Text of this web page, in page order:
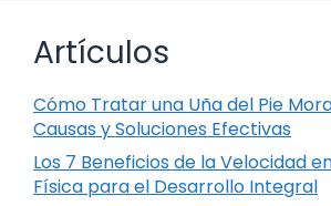
Artículos
Cómo Tratar una Uña del Pie
Causas y Soluciones Efectivas
Los 7 Beneficios de la Velocidad
Física para el Desarrollo Integral